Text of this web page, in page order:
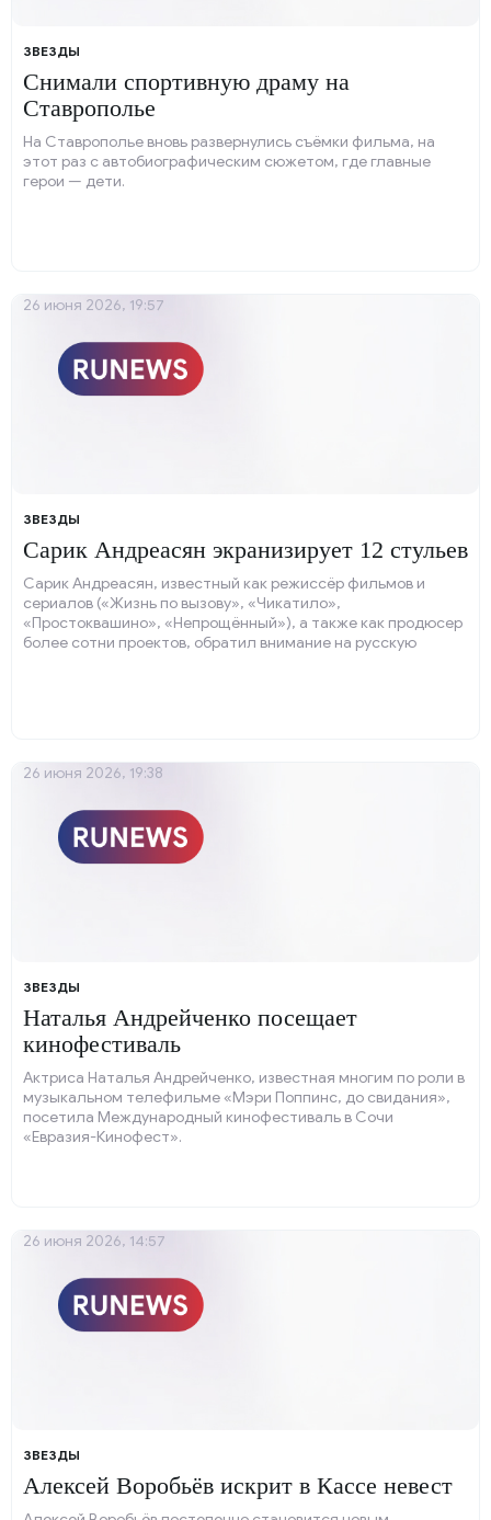
ЗВЕЗДЫ
Снимали спортивную драму на
Ставрополье
На Ставрополье вновь развернулись съёмки фильма, на
этот раз с автобиографическим сюжетом, где главные
герои — дети.
ЗВЕЗДЫ
Сарик Андреасян экранизирует 12 стульев
Сарик Андреасян, известный как режиссёр фильмов и
сериалов («Жизнь по вызову», «Чикатило»,
«Простоквашино», «Непрощённый»), а также как продюсер
более сотни проектов, обратил внимание на русскую
26 июня 2026, 19:57
ЗВЕЗДЫ
Наталья Андрейченко посещает
кинофестиваль
Актриса Наталья Андрейченко, известная многим по роли в
музыкальном телефильме «Мэри Поппинс, до свидания»,
посетила Международный кинофестиваль в Сочи
«Евразия-Кинофест».
26 июня 2026, 19:38
ЗВЕЗДЫ
Алексей Воробьёв искрит в Кассе невест
26 июня 2026, 14:57